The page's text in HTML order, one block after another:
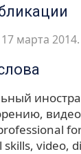
марта 2014.
skills video